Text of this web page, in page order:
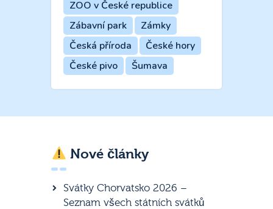
ZOO v České republice
Zábavní park
Zámky
Česká příroda
České hory
České pivo
Šumava
Nové články
Svátky Chorvatsko 2026 –
Seznam všech státních svátků